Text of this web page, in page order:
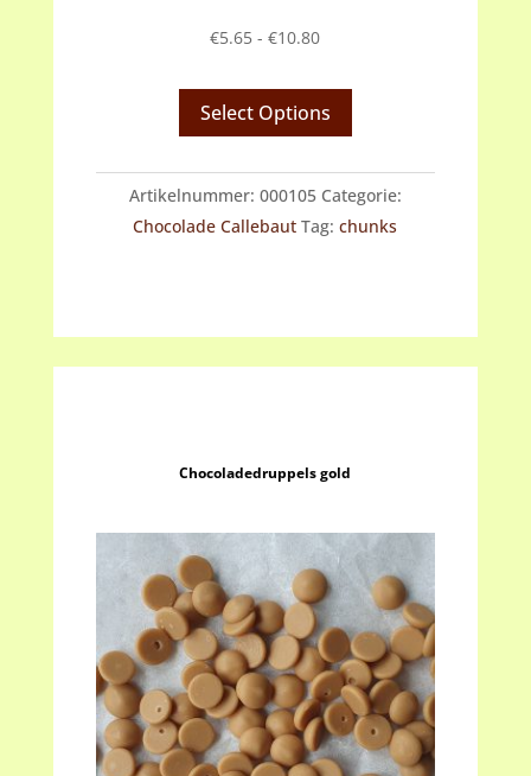
€5.65 - €10.80Prijsklasse:
Select Options
Artikelnummer: 000105 Categorie:
Chocolade Callebaut Tag: chunks
Chocoladedruppels gold